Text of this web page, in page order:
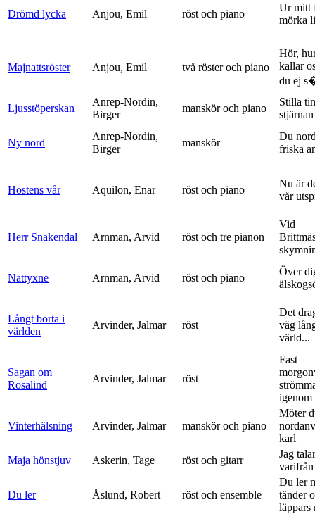
Drömd lycka Anjou, Emil röst och piano
Ur mitt
mörka
Majnattsröster Anjou, Emil två röster och piano
Hör,
kallar
du ej
Ljusstöperskan
Anrep-Nordin,
Birger
manskör och piano
Stilla
stjärnan
Ny nord
Anrep-Nordin,
Birger
manskör
Du
friska
Höstens vår Aquilon, Enar röst och piano
Nu är
vår
Herr Snakendal Arnman, Arvid röst och tre pianon
Vid
Nattyxne Arnman, Arvid röst och piano
Över
Långt borta i
världen
Arvinder, Jalmar röst
Det
väg
värld...
Sagan om
Rosalind
Arvinder, Jalmar röst
Fast
igenom
Vinterhälsning Arvinder, Jalmar manskör och piano
Möter
karl
Maja hönstjuv
Askerin, Tage röst och gitarr
Jag
Du ler Åslund, Robert röst och ensemble
Du ler
tänder
läppars